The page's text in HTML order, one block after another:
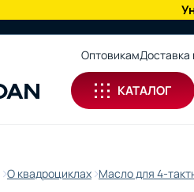
ОптовикамДоставка
КАТАЛОГ
О квадроциклах Масло для 4-